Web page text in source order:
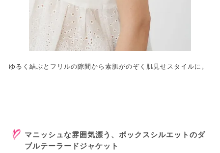
ゆるく結ぶとフリルの隙間から素肌がのぞく肌見せスタイルに。
マニッシュな雰囲気漂う、ボックスシルエットのダ
ブルテーラードジャケット